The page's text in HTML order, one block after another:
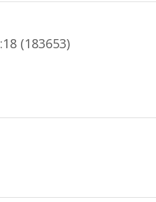
(183653)